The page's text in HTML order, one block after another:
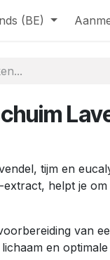
(BE)
tijm en
helpt je
van
en